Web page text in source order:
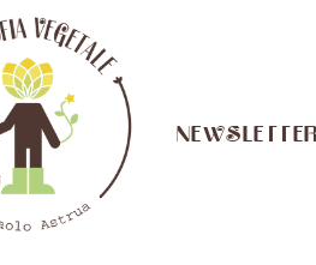
NEWSLETTER